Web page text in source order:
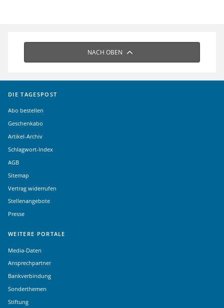
NACH OBEN
DIE TAGESPOST
Abo bestellen
Geschenkabo
Artikel-Archiv
Schlagwort-Index
AGB
Sitemap
Vertrag widerrufen
Stellenangebote
Presse
WEITERE PORTALE
Media-Daten
Ansprechpartner
Bankverbindung
Sonderthemen
Stiftung